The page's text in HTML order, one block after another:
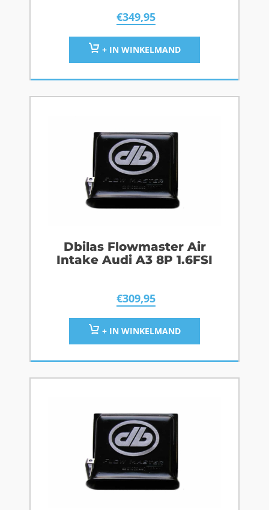
€349,95
+ IN WINKELMAND
Dbilas Flowmaster Air
Intake Audi A3 8P 1.6FSI
€309,95
+ IN WINKELMAND